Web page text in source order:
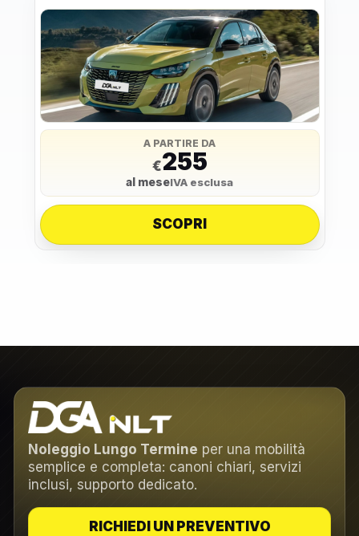
A PARTIRE DA
€255
al meseIVA esclusa
SCOPRI
Noleggio Lungo Termine per una mobilità
semplice e completa: canoni chiari, servizi
inclusi, supporto dedicato.
RICHIEDI UN PREVENTIVO